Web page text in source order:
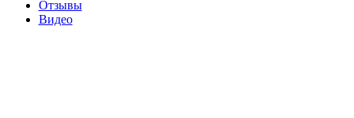
Отзывы
Видео